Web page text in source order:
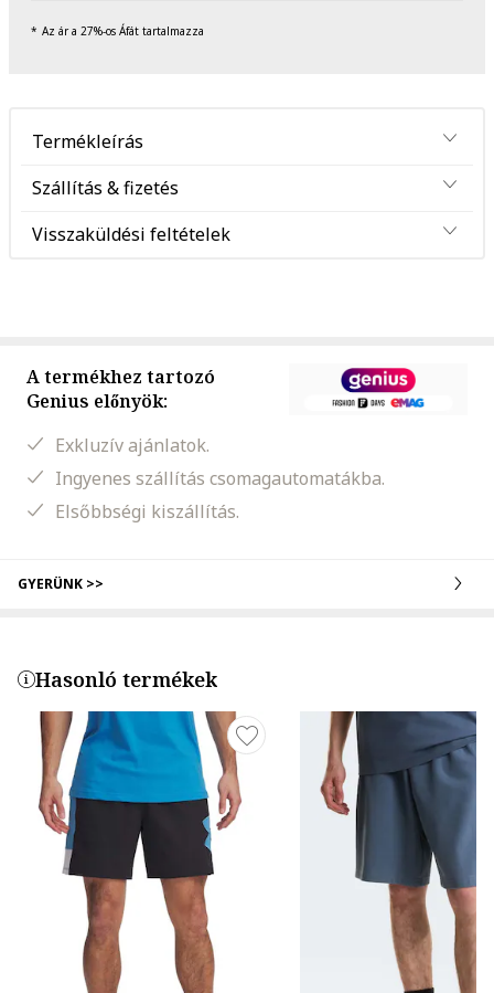
Az ár a 27%-os Áfát tartalmazza
Termékleírás
Szállítás & fizetés
Visszaküldési feltételek
A termékhez tartozó
Genius előnyök:
Exkluzív ajánlatok.
Ingyenes szállítás csomagautomatákba.
Elsőbbségi kiszállítás.
GYERÜNK >>
Hasonló termékek